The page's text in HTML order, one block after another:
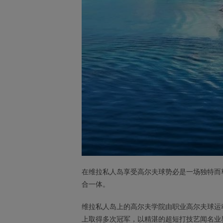
在维拉私人岛享受高尔夫球势必是一场独特
合一体。
维拉私人岛上的高尔夫学院由职业高尔夫球运
上取得多次冠军，以精湛的超短打技艺闻名